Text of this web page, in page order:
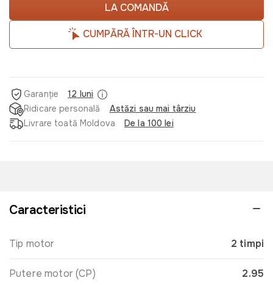
LA COMANDĂ
CUMPĂRĂ ÎNTR-UN CLICK
Garanție
12 luni
Ridicare personală
Astăzi sau mai târziu
Livrare toată Moldova
De la 100 lei
Caracteristici
Tip motor 2 timpi
Putere motor (CP) 2.95